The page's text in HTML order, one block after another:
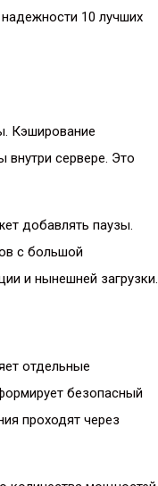
10 лучших
Кэширование
внутри сервере. Это
добавлять паузы.
с большой
и нынешней загрузки.
отдельные
безопасный
проходят через